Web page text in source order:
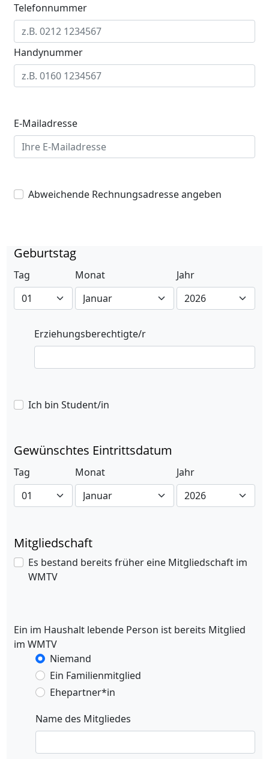
Telefonnummer
Handynummer
E-Mailadresse
Abweichende Rechnungsadresse angeben
Geburtstag
Tag Monat Jahr
Erziehungsberechtigte/r
Ich bin Student/in
Gewünschtes Eintrittsdatum
Tag Monat Jahr
Mitgliedschaft
Es bestand bereits früher eine Mitgliedschaft im
WMTV
Ein im Haushalt lebende Person ist bereits Mitglied
im WMTV
Niemand
Ein Familienmitglied
Ehepartner*in
Name des Mitgliedes